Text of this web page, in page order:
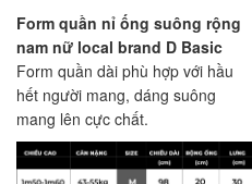
Form quần nỉ ống suông rộng
nam nữ local brand D Basic
Form quần dài phù hợp với hầu
hết người mang, dáng suông
mang lên cực chất.